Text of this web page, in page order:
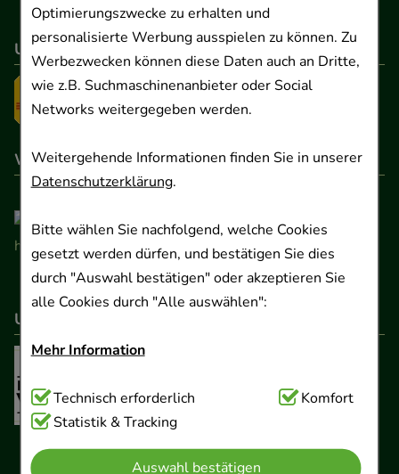
Optimierungszwecke zu erhalten und
personalisierte Werbung ausspielen zu können. Zu
Werbezwecken können diese Daten auch an Dritte,
wie z.B. Suchmaschinenanbieter oder Social
Networks weitergegeben werden.
Weitergehende Informationen finden Sie in unserer
Datenschutzerklärung.
Bitte wählen Sie nachfolgend, welche Cookies
gesetzt werden dürfen, und bestätigen Sie dies
durch "Auswahl bestätigen" oder akzeptieren Sie
alle Cookies durch "Alle auswählen":
Mehr Information
Technisch Notwendig:Hierbei handelt es sich um
Cookies, die für die Grundfunktionen unserer
Website notwendig sind (z.B. Navigation,
Technisch erforderlich
Komfort
Statistik & Tracking
Auswahl bestätigen
Unser Versanddienstleister
Wir sind hier gelistet
Unser Netzwerk